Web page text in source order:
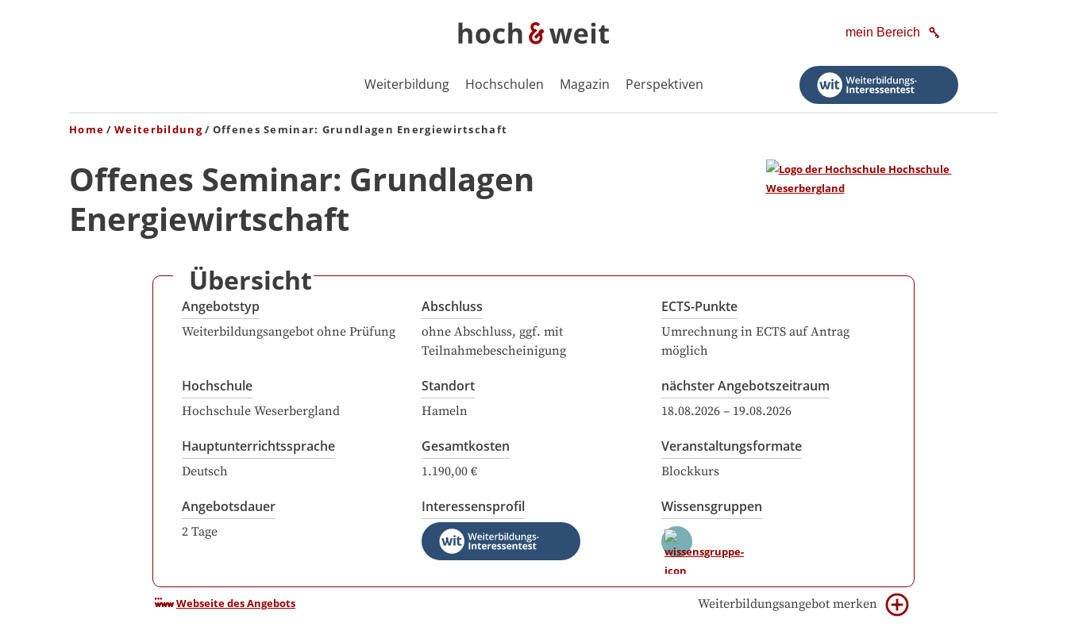
mein Bereich
Weiterbildung Hochschulen Magazin Perspektiven
Home Weiterbildung Offenes Seminar: Grundlagen Energiewirtschaft
Offenes Seminar: Grundlagen
Energiewirtschaft
Übersicht
Angebotstyp
Weiterbildungsangebot ohne Prüfung
Abschluss
ohne Abschluss, ggf. mit
Teilnahmebescheinigung
ECTS-Punkte
Umrechnung in ECTS auf Antrag
möglich
Hochschule
Hochschule Weserbergland
Standort
Hameln
nächster Angebotszeitraum
18.08.2026 – 19.08.2026
Hauptunterrichtssprache
Deutsch
Gesamtkosten
1.190,00 €
Veranstaltungsformate
Blockkurs
Angebotsdauer
2 Tage
Interessensprofil Wissensgruppen
Webseite des Angebots Weiterbildungsangebot merken